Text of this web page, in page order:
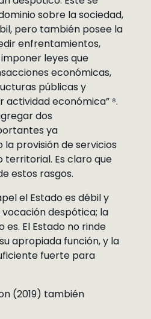
sobre la sociedad,
pero también posee la
enfrentamientos,
leyes que
económicas,
públicas y
económica” ⁸.
dos
ya
provisión de servicios
territorial. Es claro que
estos rasgos.
el Estado es débil y
vocación despótica; la
El Estado no rinde
apropiada función, y la
fuerte para
(2019) también